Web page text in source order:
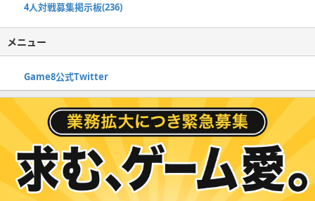
4人対戦募集掲示板(236)
メニュー
Game8公式Twitter